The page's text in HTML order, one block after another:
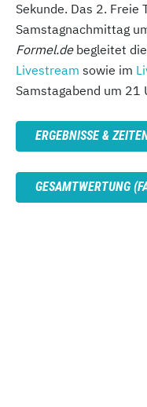
Sekunde. Das 2. Freie
Samstagnachmittag
Formel.debegleitet
Livestream sowie im
Samstagabend um 21
ERGEBNISSE &
GESAMTWERTUNG